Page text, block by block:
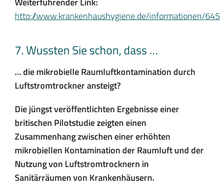
http://www.krankenhaushygiene.de/informationen/645
7. Wussten Sie schon, dass …
… die mikrobielle Raumluftkontamination durch
Luftstromtrockner ansteigt?
Die jüngst veröffentlichten Ergebnisse einer
britischen Pilotstudie zeigten einen
Zusammenhang zwischen einer erhöhten
mikrobiellen Kontamination der Raumluft und der
Nutzung von Luftstromtrocknern in
Sanitärräumen von Krankenhäusern.